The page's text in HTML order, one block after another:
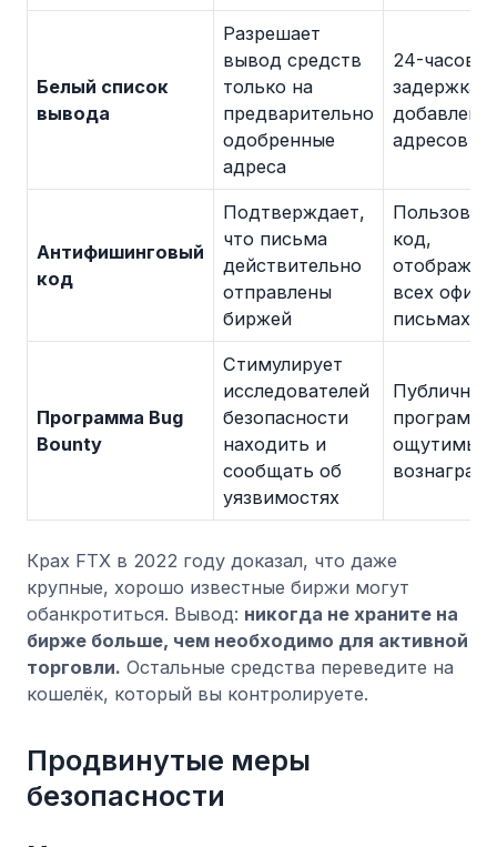
Белый список
вывода
Разрешает
вывод средств
только на
предварительно
одобренные
адреса
24-часовая
задержка
адресов
Антифишинговый
код
Подтверждает,
что письма
действительно
отправлены
биржей
код,
всех
письмах
Программа Bug
Bounty
Стимулирует
исследователей
безопасности
находить и
сообщать об
уязвимостях
Публичная
Крах FTX в 2022 году доказал, что даже
крупные, хорошо известные биржи могут
обанкротиться. Вывод: никогда не храните на
бирже больше, чем необходимо для активной
торговли. Остальные средства переведите на
кошелёк, который вы контролируете.
Продвинутые меры
безопасности